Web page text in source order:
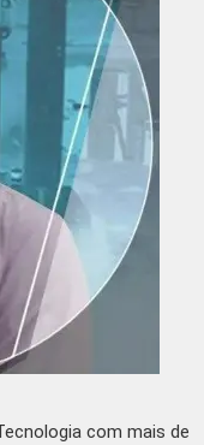
com mais de